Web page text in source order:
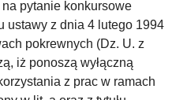
pytanie konkursowe
ustawy z dnia 4 lutego 1994
pokrewnych (Dz. U. z
iż ponoszą wyłączną
z prac w ramach